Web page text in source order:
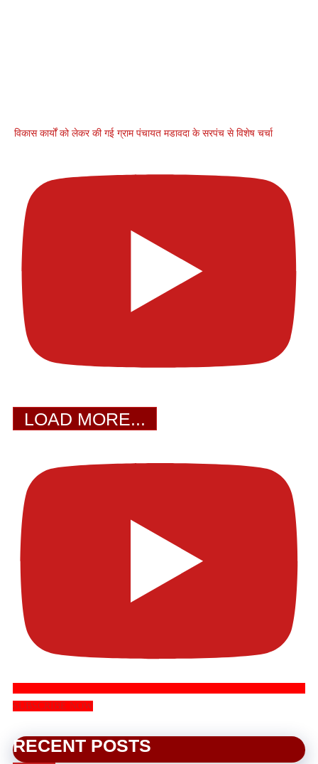
विकास कार्यों को लेकर की गई ग्राम पंचायत मडावदा के सरपंच से विशेष चर्चा
LOAD MORE...
SUBSCRIBE NOW
RECENT POSTS